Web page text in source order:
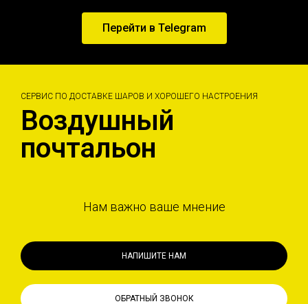
Перейти в Telegram
СЕРВИС ПО ДОСТАВКЕ ШАРОВ И ХОРОШЕГО НАСТРОЕНИЯ
Воздушный
почтальон
Нам важно ваше мнение
НАПИШИТЕ НАМ
ОБРАТНЫЙ ЗВОНОК